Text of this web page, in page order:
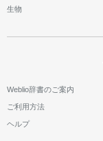
生物
Weblio辞書のご案内
ご利用方法
ヘルプ